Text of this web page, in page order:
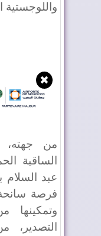
واللوجستية
✖
من جهته،
الساقية
عبد السلام
فرصة
التصدير،